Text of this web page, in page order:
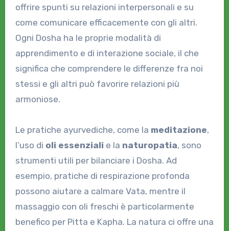
offrire spunti su relazioni interpersonali e su
come comunicare efficacemente con gli altri.
Ogni Dosha ha le proprie modalità di
apprendimento e di interazione sociale, il che
significa che comprendere le differenze fra noi
stessi e gli altri può favorire relazioni più
armoniose.
Le pratiche ayurvediche, come la meditazione,
l’uso di oli essenziali e la naturopatia, sono
strumenti utili per bilanciare i Dosha. Ad
esempio, pratiche di respirazione profonda
possono aiutare a calmare Vata, mentre il
massaggio con oli freschi è particolarmente
benefico per Pitta e Kapha. La natura ci offre una